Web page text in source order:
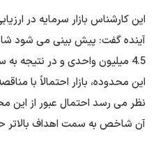
این کارشناس بازار سرمایه در
آینده گفت: پیش بینی می شود
4.5 میلیون واحدی و در نتیجه
این محدوده، بازار احتمالاً با
نظر می رسد احتمال عبور از این
آن شاخص به سمت اهداف بالاتر